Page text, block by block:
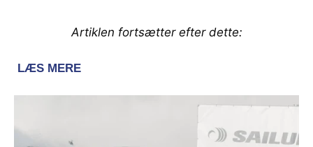
Artiklen fortsætter efter dette: